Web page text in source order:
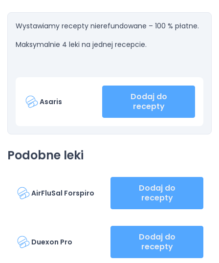
Wystawiamy recepty nierefundowane – 100 % płatne.
Maksymalnie 4 leki na jednej recepcie.
Asaris
Dodaj do
recepty
Podobne leki
AirFluSal Forspiro
Dodaj do
recepty
Duexon Pro
Dodaj do
recepty